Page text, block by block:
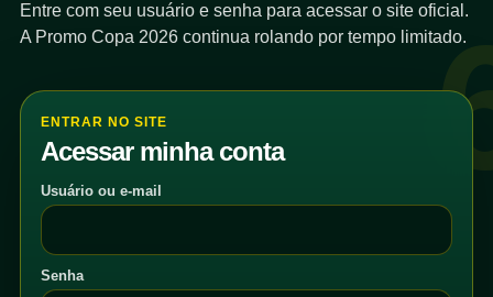
Entre com seu usuário e senha para acessar o site oficial.
A Promo Copa 2026 continua rolando por tempo limitado.
ENTRAR NO SITE
Acessar minha conta
Usuário ou e-mail
Senha